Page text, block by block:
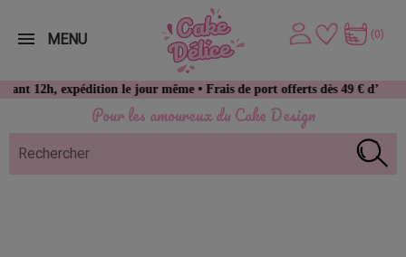
Pour les amoureux du Cake Design
expédition le jour même • Frais de port offerts dès 49 € d’achat
(0)
MENU